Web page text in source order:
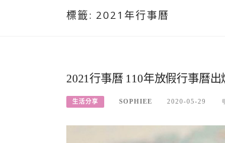
標籤: 2021年行事曆
2021行事曆 110年放假行事曆
生活分享 SOPHIEE 2020-05-29